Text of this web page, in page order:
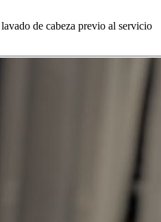
de cabeza previo al servicio